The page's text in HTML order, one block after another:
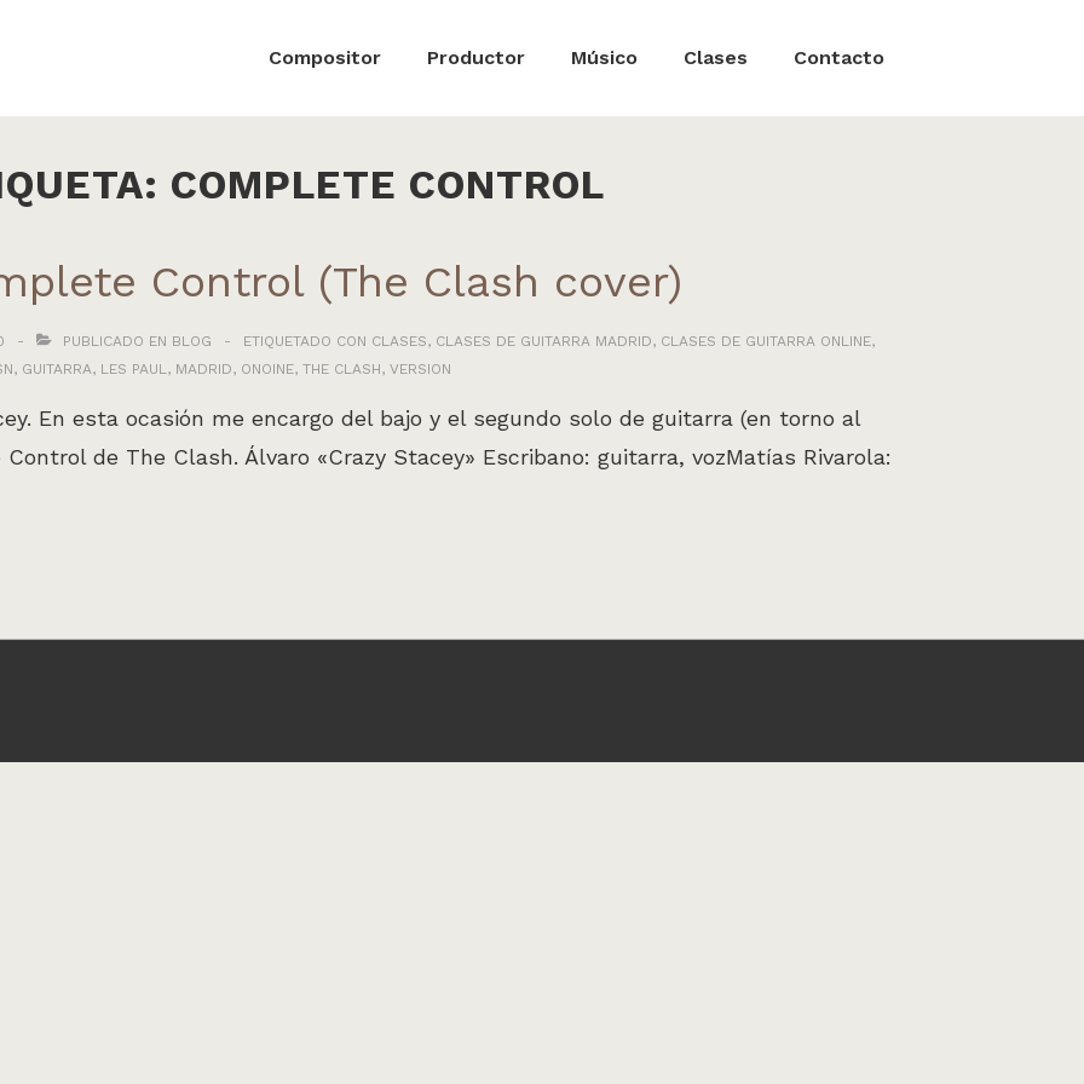
Compositor Productor Músico Clases Contacto
COMPLETE CONTROL
Control (The Clash cover)
PUBLICADO EN BLOG ETIQUETADO CON CLASES, CLASES DE GUITARRA MADRID, CLASES DE GUITARRA ONLINE,
, GUITARRA, LES PAUL, MADRID, ONOINE, THE CLASH, VERSION
En esta ocasión me encargo del bajo y el segundo solo de guitarra (en torno al
de The Clash. Álvaro «Crazy Stacey» Escribano: guitarra, vozMatías Rivarola: